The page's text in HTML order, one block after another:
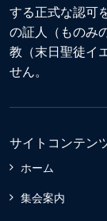
する正式な認可
の証人（ものみ
教（末日聖徒イ
せん。
サイトコンテン
ホーム
集会案内